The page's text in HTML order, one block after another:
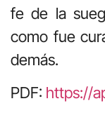
fe de la
como fue
demás.
PDF: https://